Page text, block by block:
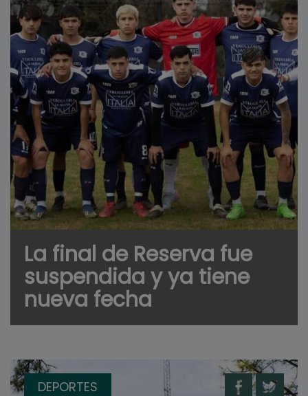
La final de Reserva fue
suspendida y ya tiene
nueva fecha
DEPORTES